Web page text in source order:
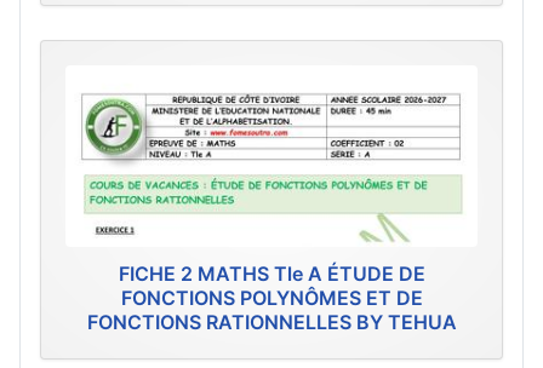
FICHE 2 MATHS Tle A ÉTUDE DE
FONCTIONS POLYNÔMES ET DE
FONCTIONS RATIONNELLES BY TEHUA